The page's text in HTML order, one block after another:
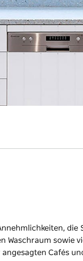
die
Waschraum sowie
Cafés